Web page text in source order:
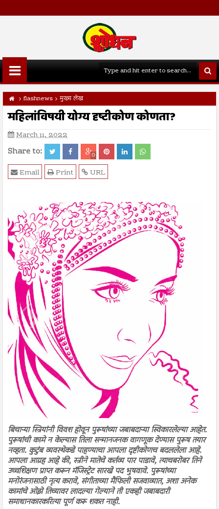
flashnews मुख्य लेख
महिलांविषयी योग्य दृष्टीकोण कोणता?
March 11, 2022
Share to: 0
URL
Print
Email
बिचाऱ्या स्त्रियांनी विवश होवून पुरूषांच्या जबाबदाऱ्या स्विकारलेल्या आहेत.
पुरूषांची कामे न केल्यास तिला सन्मानजनक वागणूक देण्यास पुरूष तयार
नव्हता. कुटुंब व्यवस्थेकडे पाहण्याचा आपला दृष्टीकोणच बदललेला आहे.
आपला आग्रह आहे की, स्त्रीने मातेचे कर्तव्य पार पाडावे, त्याचबरोबर तिने
उच्चशिक्षण प्राप्त करून मॅजिस्ट्रेट सारखे पद भुषवावे. पुरूषांच्या
मनोरंजनासाठी नृत्य करावे, संगीताच्या मैफिली सजवाव्यात, अशा अनेक
कामांचे ओझे तिच्यावर लादल्या गेल्याने ती एकही जबाबदारी
समाधानकारकरित्या पूर्ण करू शकत नाही.